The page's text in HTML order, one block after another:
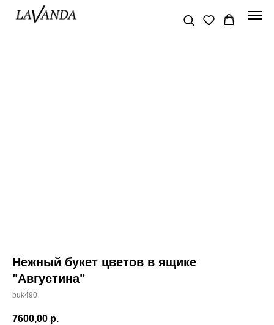
Нежный букет цветов в ящике
"Августина"
buk490
7600,00 р.